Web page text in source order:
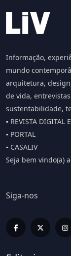
Informação,
mundo
arquitetura,
de vida,
sustentabilidade,
▪️ REVISTA DIGITAL
▪️ PORTAL
▪️ CASALIV
Seja bem vindo(a)
Siga-nos